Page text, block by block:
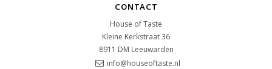
CONTACT
House of Taste
Kleine Kerkstraat 36
8911 DM Leeuwarden
info@houseoftaste.nl